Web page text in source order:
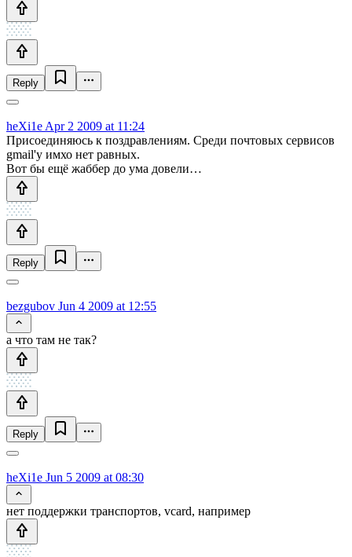
Reply
heXi1e Apr 2 2009 at 11:24
Присоединяюсь к поздравлениям. Среди почтовых сервисов
gmail'у имхо нет равных.
Вот бы ещё жаббер до ума довели…
Reply
bezgubov Jun 4 2009 at 12:55
а что там не так?
Reply
heXi1e Jun 5 2009 at 08:30
нет поддержки транспортов, vcard, например